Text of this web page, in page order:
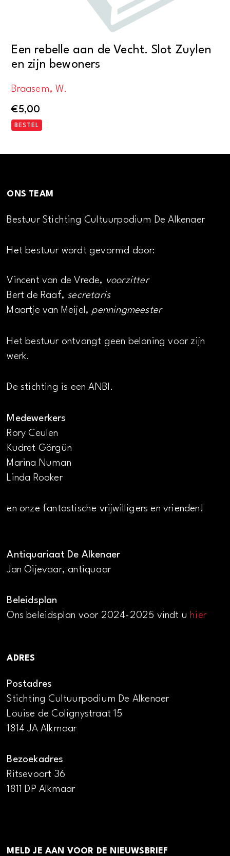
Een rebelle aan de Vecht. Slot Zuylen
en zijn bewoners
Braasem, W.
€5,00
BESTEL
ONS TEAM
Bestuur Stichting Cultuurpodium De Alkenaer
Het bestuur wordt gevormd door:
Vincent van de Vrede, voorzitter
Bert de Raaf, secretaris
Maartje van Meijel, penningmeester
Het bestuur ontvangt geen beloning voor zijn
werk.
De stichting is een ANBI.
Medewerkers
Rory Ceulen
Kudret Görgün
Marina Numan
Linda Rooker
en onze fantastische vrijwilligers en vrienden!
Antiquariaat De Alkenaer
Jan Oijevaar, antiquaar
Beleidsplan
Ons beleidsplan voor 2024-2025 vindt uhier
ADRES
Postadres
Stichting Cultuurpodium De Alkenaer
Louise de Colignystraat 15
1814 JA Alkmaar
Bezoekadres
Ritsevoort 36
1811 DP Alkmaar
MELD JE AAN VOOR DE NIEUWSBRIEF